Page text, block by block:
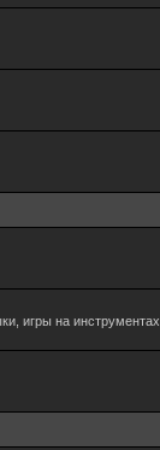
игры на инструментах.